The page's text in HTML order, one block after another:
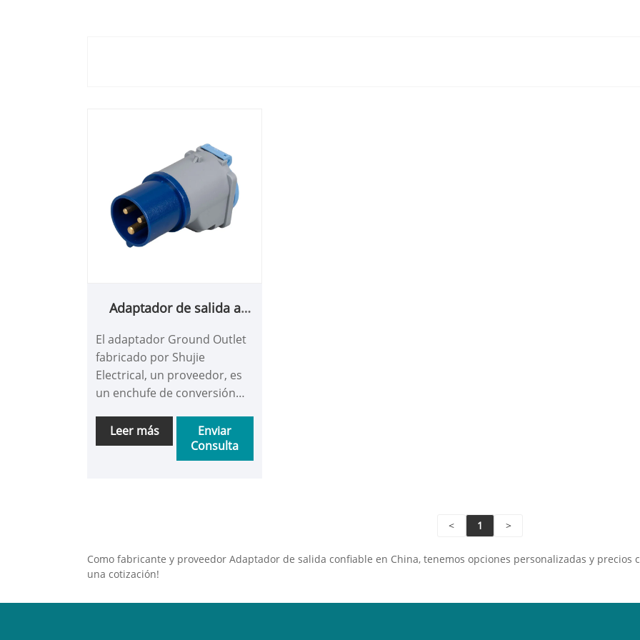
Adaptador de salida a
El adaptador Ground Outlet
fabricado por Shujie
Electrical, un proveedor, es
un enchufe de conversión
una conexión a tierra segura
y una compatibilidad flexible.
protección de conexión a
tierra para dispositivos,
seguridad. Este enchufe se
Leer más
Enviar
Consulta
< 1 >
Como fabricante y proveedor Adaptador de salida confiable en China, tenemos opciones personalizadas y precios
una cotización!